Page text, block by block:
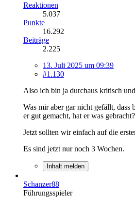
Reaktionen
5.037
Punkte
16.292
Beiträge
2.225
13. Juli 2025 um 09:39
#1.130
Also ich bin ja durchaus kritisch
Was mir aber gar nicht gefällt, dass
er gut gemacht, hat er was
Jetzt sollten wir einfach auf die
Es sind jetzt nur noch 3 Wochen.
Inhalt melden
Schanzer88
Führungsspieler